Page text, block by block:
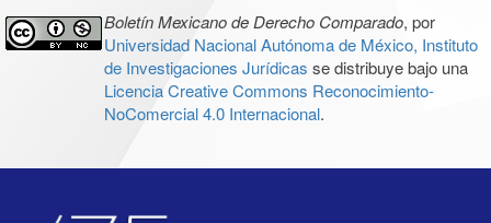
Boletín Mexicano de Derecho Comparado, por
Universidad Nacional Autónoma de México, Instituto
de Investigaciones Jurídicas se distribuye bajo una
Licencia Creative Commons Reconocimiento-
NoComercial 4.0 Internacional.